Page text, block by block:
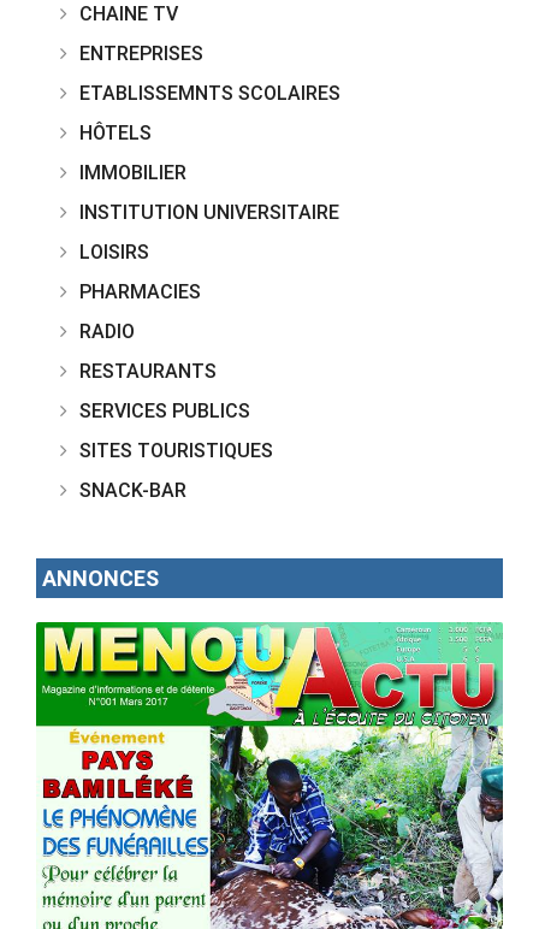
CHAINE TV
ENTREPRISES
ETABLISSEMNTS SCOLAIRES
HÔTELS
IMMOBILIER
INSTITUTION UNIVERSITAIRE
LOISIRS
PHARMACIES
RADIO
RESTAURANTS
SERVICES PUBLICS
SITES TOURISTIQUES
SNACK-BAR
ANNONCES